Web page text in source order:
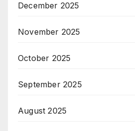
December 2025
November 2025
October 2025
September 2025
August 2025